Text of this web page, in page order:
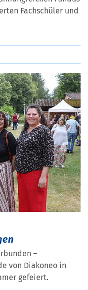
Fachschüler und
–
von Diakoneo in
gefeiert.